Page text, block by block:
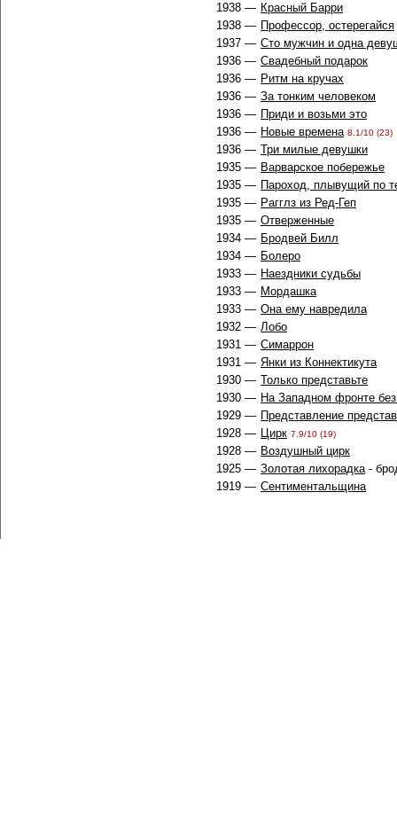
1938 — Красный Барри
1938 — Профессор, остерегайся
1937 — Сто мужчин и одна
1936 — Свадебный подарок
1936 — Ритм на кручах
1936 — За тонким человеком
1936 — Приди и возьми это
1936 — Новые времена 8.1/10 (23)
1936 — Три милые девушки
1935 — Варварское побережье
1935 — Пароход, плывущий по
1935 — Рагглз из Ред-Геп
1935 — Отверженные
1934 — Бродвей Билл
1934 — Болеро
1933 — Наездники судьбы
1933 — Мордашка
1933 — Она ему навредила
1932 — Лобо
1931 — Симаррон
1931 — Янки из Коннектикута
1930 — Только представьте
1930 — На Западном фронте
1929 — Представление
1928 — Цирк 7.9/10 (19)
1928 — Воздушный цирк
1925 — Золотая лихорадка-
1919 — Сентиментальщина